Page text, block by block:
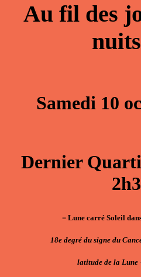
Au fil des
Samedi 10
Dernier
= Lune carré Soleil
18e degré du signe du
latitude de la Lune